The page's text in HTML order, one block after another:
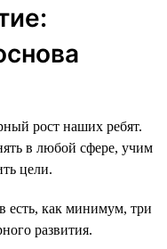
рост наших ребят.
в любой сфере, учим
цели.
есть, как минимум, три
развития.